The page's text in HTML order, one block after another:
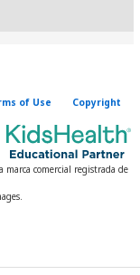
of Use Copyright
comercial registrada de